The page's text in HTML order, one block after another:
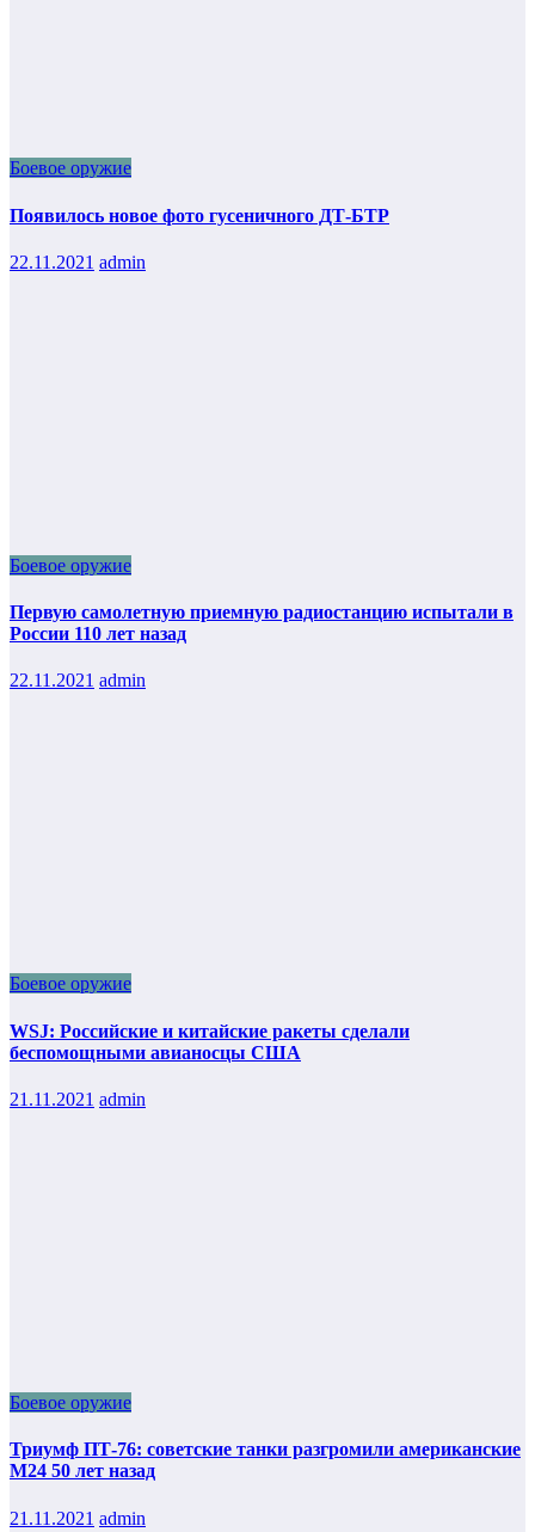
Боевое оружие
Появилось новое фото гусеничного ДТ-БТР
22.11.2021 admin
Боевое оружие
Первую самолетную приемную радиостанцию испытали в
России 110 лет назад
22.11.2021 admin
Боевое оружие
WSJ: Российские и китайские ракеты сделали
беспомощными авианосцы США
21.11.2021 admin
Боевое оружие
Триумф ПТ-76: советские танки разгромили американские
М24 50 лет назад
21.11.2021 admin